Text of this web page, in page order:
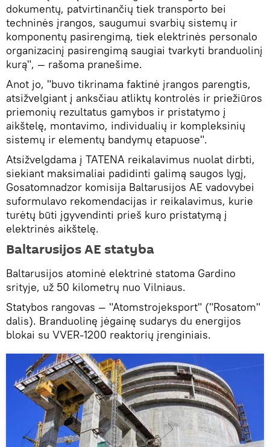
dokumentų, patvirtinančių tiek transporto bei
techninės įrangos, saugumui svarbių sistemų ir
komponentų pasirengimą, tiek elektrinės personalo
organizacinį pasirengimą saugiai tvarkyti branduolinį
kurą", — rašoma pranešime.
Anot jo, "buvo tikrinama faktinė įrangos parengtis,
atsižvelgiant į anksčiau atliktų kontrolės ir priežiūros
priemonių rezultatus gamybos ir pristatymo į
aikštelę, montavimo, individualių ir kompleksinių
sistemų ir elementų bandymų etapuose".
Atsižvelgdama į TATENA reikalavimus nuolat dirbti,
siekiant maksimaliai padidinti galimą saugos lygį,
Gosatomnadzor komisija Baltarusijos AE vadovybei
suformulavo rekomendacijas ir reikalavimus, kurie
turėtų būti įgyvendinti prieš kuro pristatymą į
elektrinės aikštelę.
Baltarusijos AE statyba
Baltarusijos atominė elektrinė statoma Gardino
srityje, už 50 kilometrų nuo Vilniaus.
Statybos rangovas — "Atomstrojeksport" ("Rosatom"
dalis). Branduolinę jėgainę sudarys du energijos
blokai su VVER-1200 reaktorių įrenginiais.